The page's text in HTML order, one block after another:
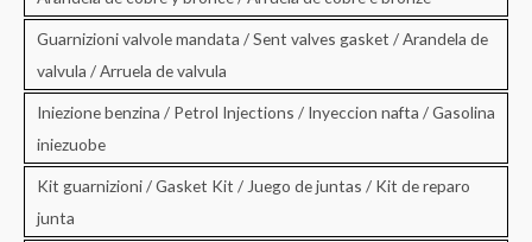
Guarnizioni valvole mandata / Sent valves gasket / Arandela de
valvula / Arruela de valvula
Iniezione benzina / Petrol Injections / Inyeccion nafta / Gasolina
iniezuobe
Kit guarnizioni / Gasket Kit / Juego de juntas / Kit de reparo
junta